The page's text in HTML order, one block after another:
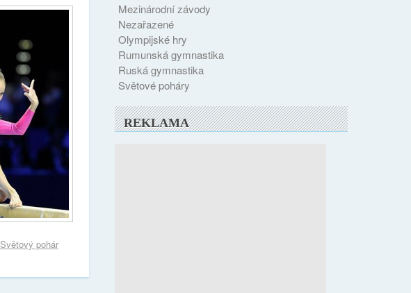
Světový pohár
Mezinárodní závody
Nezařazené
Olympijské hry
Rumunská gymnastika
Ruská gymnastika
Světové poháry
REKLAMA